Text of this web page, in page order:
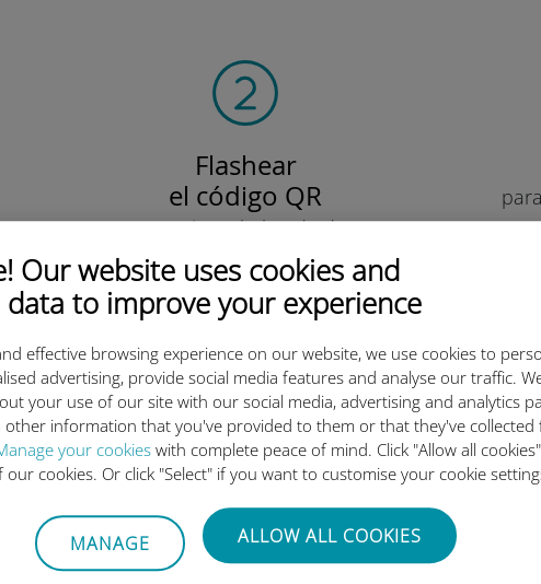
Our website uses cookies and
data to improve your experience
effective browsing experience on our website, we use cookies to
advertising, provide social media features and analyse our traffic.
your use of our site with our social media, advertising and analytics
other information that you've provided to them or that they've
your cookies with complete peace of mind. Click "Allow all
cookies. Or click "Select" if you want to customise your cookie
MANAGE ALLOW ALL COOKIES
Flashear
el código QR
para activar el plan de datos
e instalar la Ubigi eSIM.
¡Simple!
tan buena la eSIM internacional